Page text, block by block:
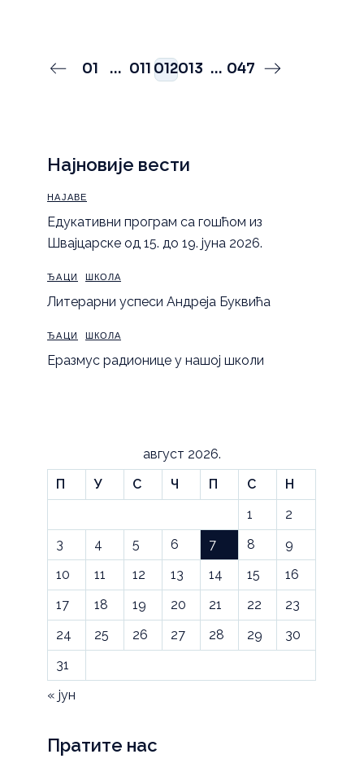
Пагинација
01 … 011 012013 … 047
Најновије вести
НАЈАВЕ
Eдукативни програм са гошћом из
Швајцарске од 15. до 19. јуна 2026.
ЂАЦИ ШКОЛА
Литерарни успеси Андреја Буквића
ЂАЦИ ШКОЛА
Еразмус радионице у нашој школи
август 2026.
П
У С Ч П С
Н
1
2
3
4 5 6 7 8
9
10
11 12 13 14 15
16
17
18 19 20 21 22
23
24
25 26 27 28 29
30
31
« јун
Пратите нас